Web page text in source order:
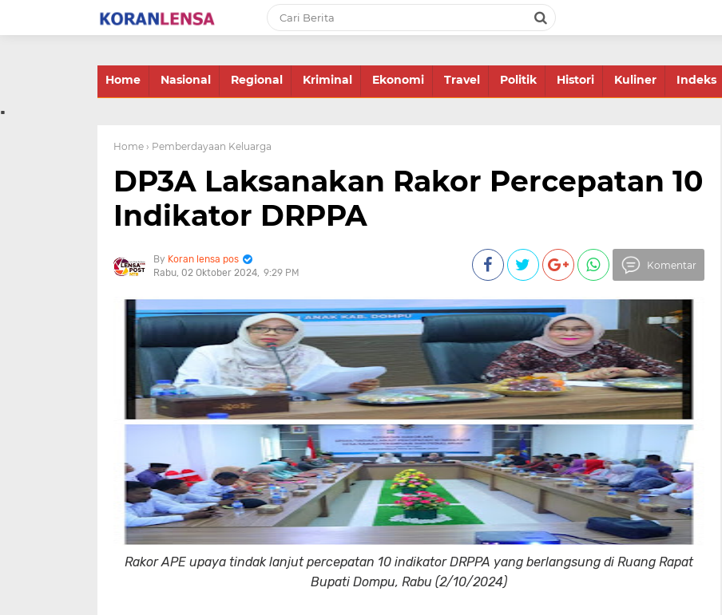
Home Nasional Regional Kriminal Ekonomi Travel Politik Histori Kuliner Indeks
.
Home › Pemberdayaan Keluarga
DP3A Laksanakan Rakor Percepatan 10
Indikator DRPPA
Koran lensa pos
Rabu, 02 Oktober 2024 9:29 PM
Komentar
Rakor APE upaya tindak lanjut percepatan 10 indikator DRPPA yang berlangsung di Ruang Rapat
Bupati Dompu, Rabu (2/10/2024)